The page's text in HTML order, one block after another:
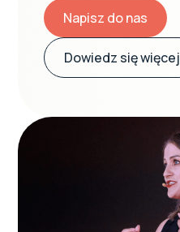
Napisz do nas
Dowiedz się więcej